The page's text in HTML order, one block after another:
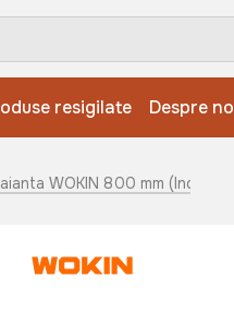
resigilate Despre
WOKIN 800 mm